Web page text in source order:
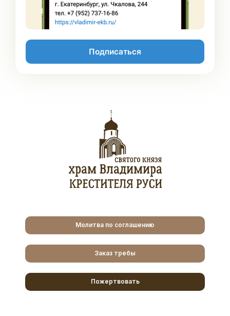
Подписаться
Молитва по соглашению
Заказ требы
Пожертвовать